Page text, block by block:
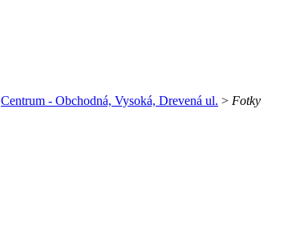
Centrum - Obchodná, Vysoká, Drevená ul. > Fotky